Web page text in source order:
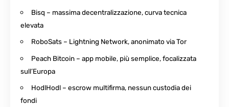
Bisq – massima decentralizzazione, curva tecnica
elevata
RoboSats – Lightning Network, anonimato via Tor
Peach Bitcoin – app mobile, più semplice, focalizzata
sull’Europa
HodlHodl – escrow multifirma, nessun custodia dei
fondi